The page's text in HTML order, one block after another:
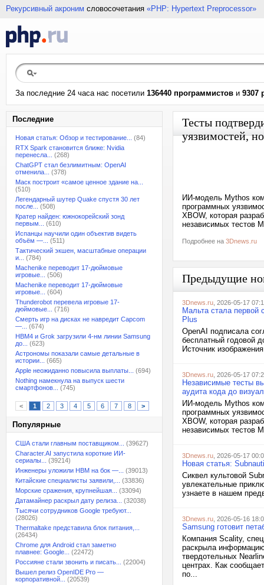
Рекурсивный акроним словосочетания «PHP: Hypertext Preprocessor»
За последние 24 часа нас посетили 136440 программистов и 9307
Последние
Новая статья: Обзор и тестирование...
(84)
RTX Spark становится ближе: Nvidia
перенесла...
(268)
ChatGPT стал безлимитным: OpenAI
отменила...
(378)
Маск построит «самое ценное здание на...
(510)
Легендарный шутер Quake спустя 30 лет
после...
(508)
Кратер найден: южнокорейский зонд
первым...
(610)
Испанцы научили один объектив видеть
объём —...
(511)
Тактический экшен, масштабные операции
и...
(784)
Machenike переводит 17-дюймовые
игровые...
(506)
Machenike переводит 17-дюймовые
игровые...
(604)
Thunderobot перевела игровые 17-
дюймовые...
(716)
Смерть игр на дисках не навредит Capcom
—...
(674)
HBM4 и Grok загрузили 4-нм линии Samsung
до...
(623)
Астрономы показали самые детальные в
истории...
(665)
Apple неожиданно повысила выплаты...
(694)
Nothing намекнула на выпуск шести
смартфонов...
(745)
< 1 2 3 4 5 6 7 8 >
Популярные
США стали главным поставщиком...
(39627)
Character.AI запустила короткие ИИ-
сериалы...
(39214)
Инженеры уложили HBM на бок —...
(39013)
Китайские специалисты заявили,...
(33836)
Морские сражения, крупнейшая...
(33094)
Датамайнер раскрыл дату релиза...
(32038)
Тысячи сотрудников Google требуют...
(28026)
Thermaltake представила блок питания,...
(26434)
Chrome для Android стал заметно
плавнее: Google...
(22472)
Россияне стали звонить и писать...
(22004)
Вышел релиз OpenIDE Pro —
корпоративной...
(20539)
Тесты
уязвимостей,
ИИ-модель Mythos
программных
XBOW, которая
независимых тестов
Подробнее на 3Dnews.ru
Предыдущие
3Dnews.ru , 2026-05-17
Мальта стала первой
Plus
OpenAI подписала
бесплатный годовой
Источник
3Dnews.ru , 2026-05-17
Независимые тесты
аудита кода до
ИИ-модель Mythos
программных
XBOW, которая
независимых тестов
3Dnews.ru , 2026-05-17
Новая статья:
Сиквел культовой
увлекательные
узнаете в нашем
3Dnews.ru , 2026-05-16
Samsung готовит
Компания Scality,
раскрыла информацию
твердотельных
центрах. Как
по...